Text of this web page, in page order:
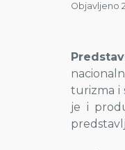
Objavljeno
turizma i
je i